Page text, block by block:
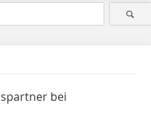
bei